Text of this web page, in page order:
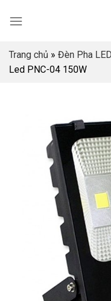
Trang chủ » Đèn Pha LED
Led PNC-04 150W